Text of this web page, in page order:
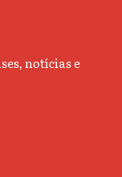
notícias e